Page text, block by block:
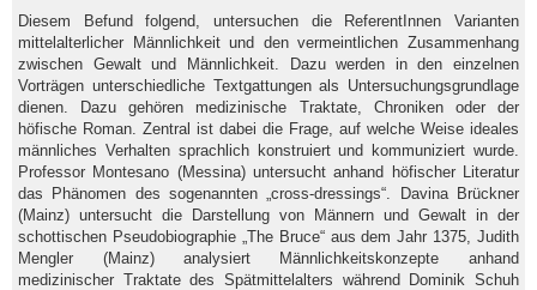
Diesem Befund folgend, untersuchen die ReferentInnen Varianten
mittelalterlicher Männlichkeit und den vermeintlichen Zusammenhang
zwischen Gewalt und Männlichkeit. Dazu werden in den einzelnen
Vorträgen unterschiedliche Textgattungen als Untersuchungsgrundlage
dienen. Dazu gehören medizinische Traktate, Chroniken oder der
höfische Roman. Zentral ist dabei die Frage, auf welche Weise ideales
männliches Verhalten sprachlich konstruiert und kommuniziert wurde.
Professor Montesano (Messina) untersucht anhand höfischer Literatur
das Phänomen des sogenannten „cross-dressings“. Davina Brückner
(Mainz) untersucht die Darstellung von Männern und Gewalt in der
schottischen Pseudobiographie „The Bruce“ aus dem Jahr 1375, Judith
Mengler (Mainz) analysiert Männlichkeitskonzepte anhand
medizinischer Traktate des Spätmittelalters während Dominik Schuh